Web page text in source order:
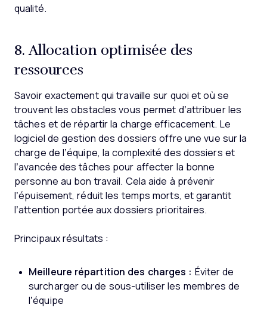
qualité.
8. Allocation optimisée des
ressources
Savoir exactement qui travaille sur quoi et où se
trouvent les obstacles vous permet d’attribuer les
tâches et de répartir la charge efficacement. Le
logiciel de gestion des dossiers offre une vue sur la
charge de l’équipe, la complexité des dossiers et
l’avancée des tâches pour affecter la bonne
personne au bon travail. Cela aide à prévenir
l’épuisement, réduit les temps morts, et garantit
l’attention portée aux dossiers prioritaires.
Principaux résultats :
Meilleure répartition des charges : Éviter de
surcharger ou de sous-utiliser les membres de
l’équipe